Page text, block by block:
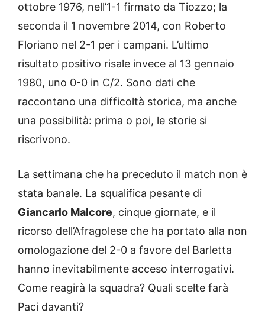
ottobre 1976, nell’1-1 firmato da Tiozzo; la
seconda il 1 novembre 2014, con Roberto
Floriano nel 2-1 per i campani. L’ultimo
risultato positivo risale invece al 13 gennaio
1980, uno 0-0 in C/2. Sono dati che
raccontano una difficoltà storica, ma anche
una possibilità: prima o poi, le storie si
riscrivono.
La settimana che ha preceduto il match non è
stata banale. La squalifica pesante di
Giancarlo Malcore, cinque giornate, e il
ricorso dell’Afragolese che ha portato alla non
omologazione del 2-0 a favore del Barletta
hanno inevitabilmente acceso interrogativi.
Come reagirà la squadra? Quali scelte farà
Paci davanti?